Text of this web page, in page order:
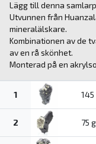
Lägg till denna
Utvunnen från
mineralälskare.
Kombinationen av de
av en rå skönhet.
Monterad på en
1
2 75